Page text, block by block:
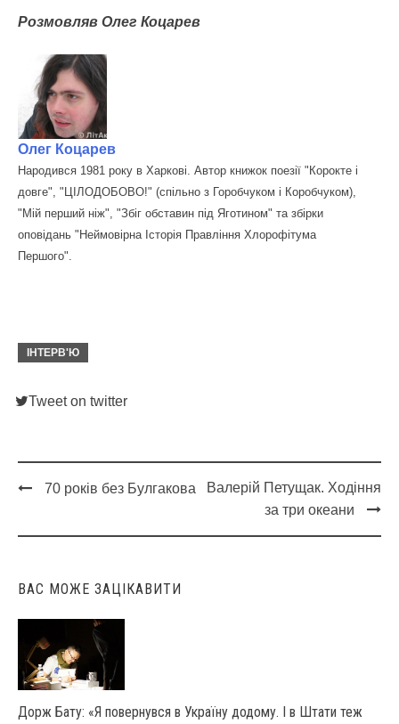
Розмовляв Олег Коцарев
Олег Коцарев
Народився 1981 року в Харкові. Автор книжок поезії "Корокте і
довге", "ЦІЛОДОБОВО!" (спільно з Горобчуком і Коробчуком),
"Мій перший ніж", "Збіг обставин під Яготином" та збірки
оповідань "Неймовірна Історія Правління Хлорофітума
Першого".
ІНТЕРВ'Ю
Tweet on twitter
navigation
70 років без Булгакова
Валерій Петущак. Ходіння
за три океани
ВАС МОЖЕ ЗАЦІКАВИТИ
Дорж Бату: «Я повернувся в Україну додому. І в Штати теж